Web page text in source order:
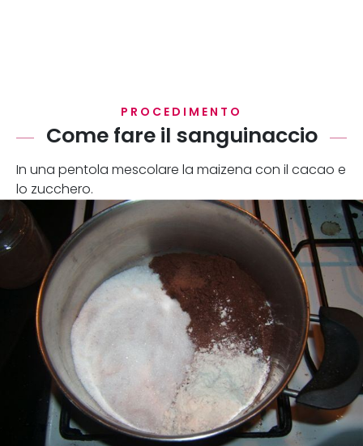
PROCEDIMENTO
Come fare il sanguinaccio
In una pentola mescolare la maizena con il cacao e
lo zucchero.